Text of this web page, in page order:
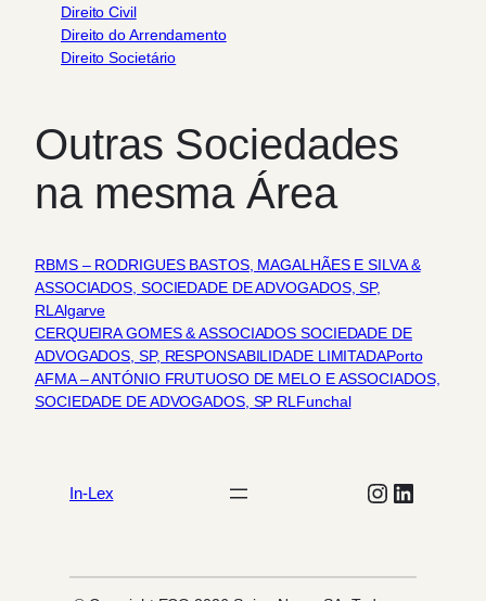
Direito Civil
Direito do Arrendamento
Direito Societário
Outras Sociedades
na mesma Área
RBMS – RODRIGUES BASTOS, MAGALHÃES E SILVA &
ASSOCIADOS, SOCIEDADE DE ADVOGADOS, SP,
RL Algarve
CERQUEIRA GOMES & ASSOCIADOS SOCIEDADE DE
ADVOGADOS, SP, RESPONSABILIDADE LIMITADAPorto
AFMA – ANTÓNIO FRUTUOSO DE MELO E ASSOCIADOS,
SOCIEDADE DE ADVOGADOS, SP RL Funchal
In-Lex Instagram
LinkedIn